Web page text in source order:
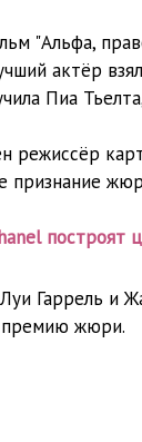
"Альфа,
актёр
Пиа
режиссёр
построят
Гаррель и
премию жюри.